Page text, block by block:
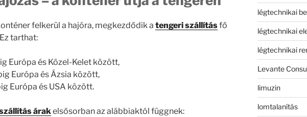
felkerül a hajóra, megkezdődik a tengeri szállításfő
tarthat:
Európa és Közel-Kelet között,
Európa és Ázsia között,
Európa és USA között.
árakelsősorban az alábbiaktól függnek:
légtechnikai
légtechnikai
légtechnikai
Levante
limuzin
lomtalanítás